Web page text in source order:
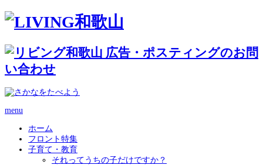
menu
ホーム
フロント特集
子育て・教育
それってうちの子だけですか？